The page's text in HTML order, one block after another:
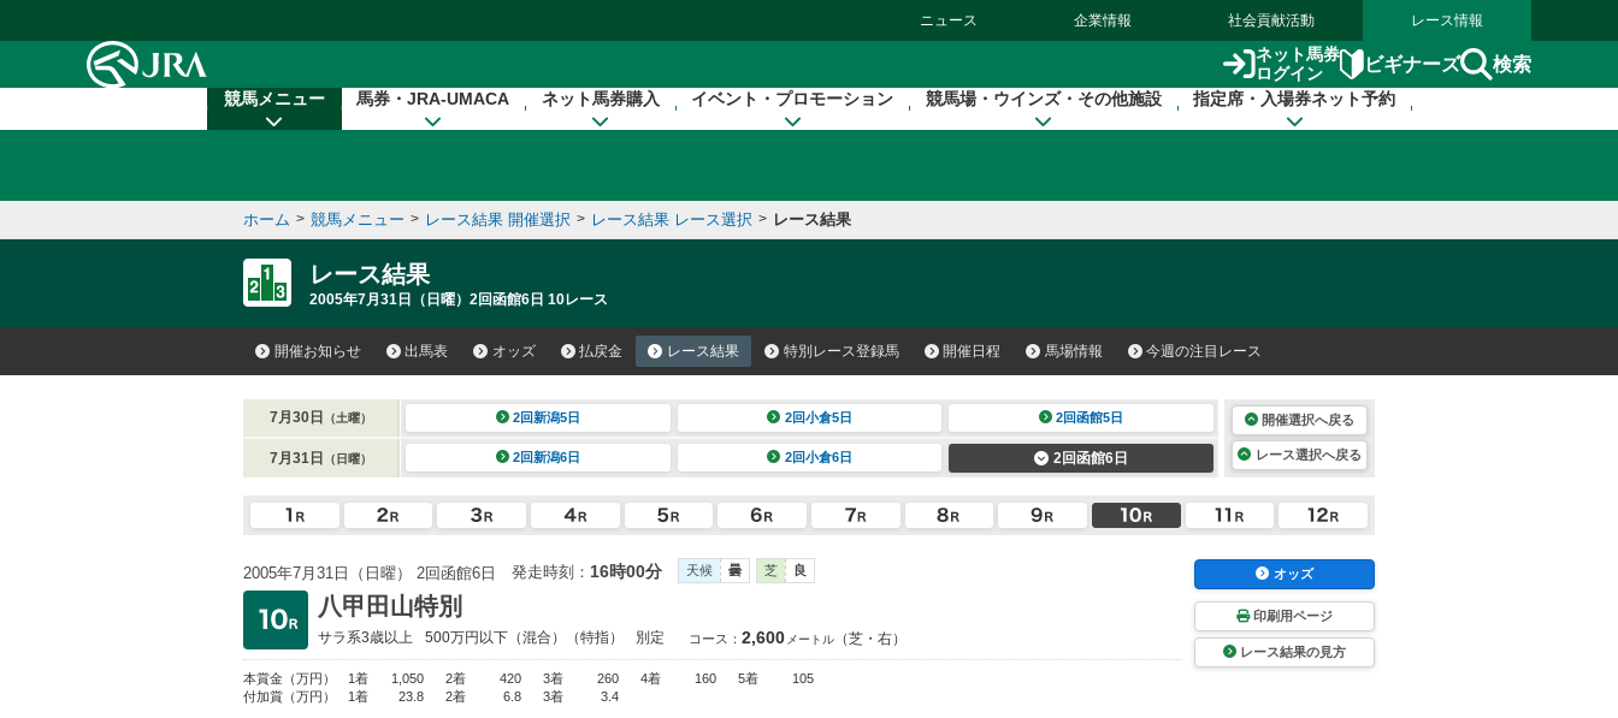
ニュース 企業情報 社会貢献活動 レース情報
ネット馬券
ログイン
ビギナーズ 検索
競馬メニュー 馬券・JRA-UMACA ネット馬券購入 イベント・プロモーション 競馬場・ウインズ・その他施設 指定席・入場券ネット予約
ホーム > 競馬メニュー > レース結果 開催選択 > レース結果 レース選択 > レース結果
レース結果
2005年7月31日（日曜）2回函館6日 10レース
開催お知らせ 出馬表 オッズ 払戻金 レース結果 特別レース登録馬 開催日程 馬場情報 今週の注目レース
7月30日 （土曜） 2回新潟5日 2回小倉5日 2回函館5日
7月31日 （日曜） 2回新潟6日 2回小倉6日 2回函館6日
開催選択へ戻る
レース選択へ戻る
2005年7月31日（日曜） 2回函館6日 発走時刻： 16時00分 天候 曇 芝 良
八甲田山特別
サラ系3歳以上 500万円以下 （混合）（特指） 別定 コース： 2,600 メートル （芝・右）
本賞金 （万円） 1着 1,050 2着 420 3着 260 4着 160 5着
105
付加賞 （万円） 1着 23.8 2着 6.8 3着 3.4
オッズ
印刷用ページ
レース結果の見方